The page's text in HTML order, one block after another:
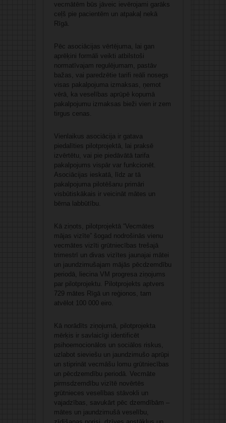
vecmātēm būs jāveic ievērojami garāks
ceļš pie pacientēm un atpakaļ nekā
Rīgā.
Pēc asociācijas vērtējuma, lai gan
aprēķini formāli veikti atbilstoši
normatīvajam regulējumam, pastāv
bažas, vai paredzētie tarifi reāli nosegs
visas pakalpojuma izmaksas, ņemot
vērā, ka veselības aprūpē kopumā
pakalpojumu izmaksas bieži vien ir zem
tirgus cenas.
Vienlaikus asociācija ir gatava
piedalīties pilotprojektā, lai praksē
izvērtētu, vai pie piedāvātā tarifa
pakalpojums vispār var funkcionēt.
Asociācijas ieskatā, līdz ar tā
pakalpojuma pilotēšanu primāri
visbūtiskākais ir veicināt mātes un
bērna labbūtību.
Kā ziņots, pilotprojektā “Vecmātes
mājas vizīte” šogad nodrošinās vienu
vecmātes vizīti grūtniecības trešajā
trimestrī un divas vizītes jaunajai mātei
un jaundzimušajam mājās pēcdzemdību
periodā, liecina VM progresa ziņojums
par pilotprojektu. Pilotprojekts aptvers
729 mātes Rīgā un reģionos, tam
atvēlot 100 000 eiro.
Kā norādīts ziņojumā, pilotprojekta
mērķis ir savlaicīgi identificēt
psihoemocionālos un sociālos riskus,
uzlabot sieviešu un jaundzimušo aprūpi
un stiprināt vecmāšu lomu grūtniecības
un pēcdzemdību periodā. Vecmāte
pirmsdzemdību vizītē novērtēs
grūtnieces veselības stāvokli un
vajadzības, savukārt pēc dzemdībām –
mātes un jaundzimušā veselību,